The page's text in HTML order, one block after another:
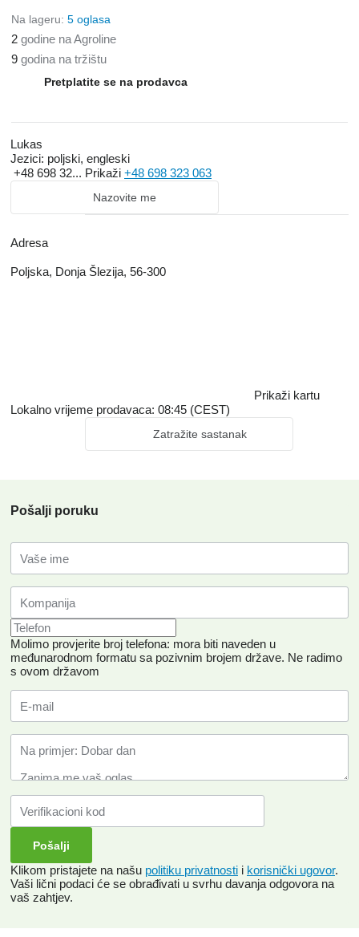
Na lageru: 5 oglasa
2 godine na Agroline
9 godina na tržištu
Pretplatite se na prodavca
Lukas
Jezici: poljski, engleski
+48 698 32... Prikaži +48 698 323 063
Nazovite me
Adresa
Poljska, Donja Šlezija, 56-300
Prikaži kartu
Lokalno vrijeme prodavaca: 08:45 (CEST)
Zatražite sastanak
Pošalji poruku
Molimo provjerite broj telefona: mora biti naveden u
međunarodnom formatu sa pozivnim brojem države. Ne radimo
s ovom državom
Klikom pristajete na našu politiku privatnosti i korisnički ugovor.
Vaši lični podaci će se obrađivati ​​u svrhu davanja odgovora na
vaš zahtjev.